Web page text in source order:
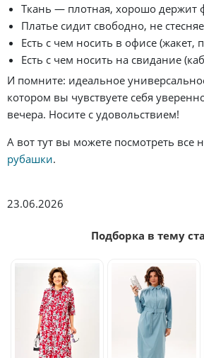
Ткань — плотная, хорошо держит
Платье сидит свободно, не
Есть с чем носить в офисе (жакет,
Есть с чем носить на свидание
И помните: идеальное
котором вы чувствуете себя
вечера. Носите с удовольствием!
А вот тут вы можете посмотреть все
рубашки.
23.06.2026
Подборка в тему